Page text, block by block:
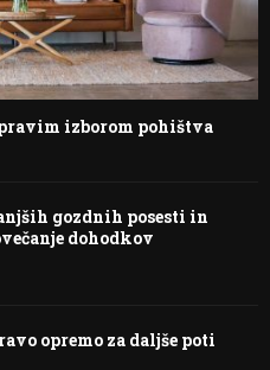
izborom pohištva
gozdnih posesti in
dohodkov
opremo za daljše poti